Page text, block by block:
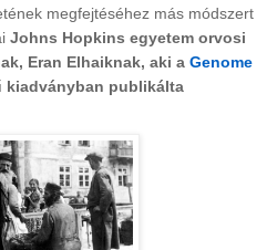
megfejtéséhez más módszert
Johns Hopkins egyetem orvosi
Eran Elhaiknak, aki a Genome
kiadványban publikálta